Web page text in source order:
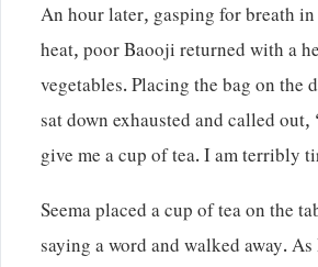
An hour later, gasping for breath
heat, poor Baooji returned with a
vegetables. Placing the bag on the
sat down exhausted and called out,
give me a cup of tea. I am terribly
Seema placed a cup of tea on the
saying a word and walked away.